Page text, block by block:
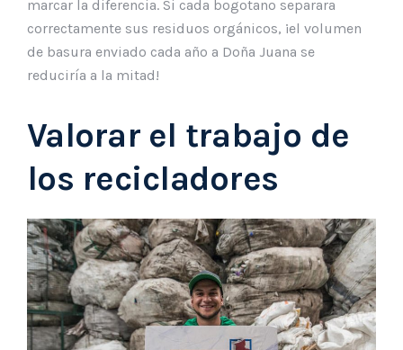
marcar la diferencia. Si cada bogotano separara
correctamente sus residuos orgánicos, ¡el volumen
de basura enviado cada año a Doña Juana se
reduciría a la mitad!
Valorar el trabajo de
los recicladores